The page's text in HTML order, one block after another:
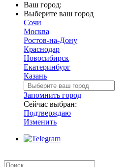
Ваш город:
Выберите ваш город
Сочи
Москва
Ростов-на-Дону
Краснодар
Новосибирск
Екатеринбург
Казань
Запомнить город
Сейчас выбран:
Подтверждаю
Изменить